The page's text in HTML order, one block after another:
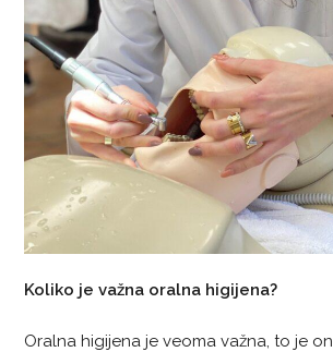
Koliko je važna oralna higijena?
Oralna higijena je veoma važna, to je